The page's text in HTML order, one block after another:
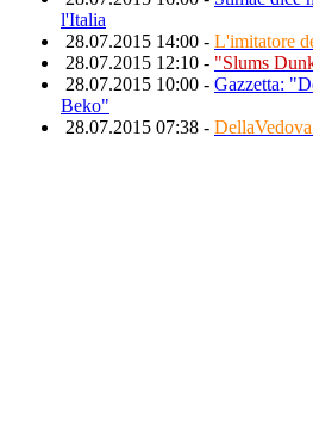
l'Italia
28.07.2015 14:00 - L'imitatore
28.07.2015 12:10 - "Slums
28.07.2015 10:00 - Gazzetta:
Beko"
28.07.2015 07:38 -